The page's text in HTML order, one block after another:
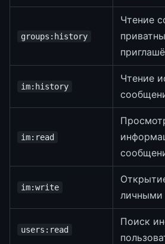
groups:history
Чтение
im:history
Чтение
im:read
im:write
users:read
Поиск